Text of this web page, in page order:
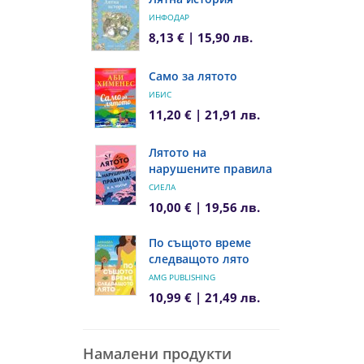
ИНФОДАР
8,13 € | 15,90 лв.
Само за лятото
ИБИС
11,20 € | 21,91 лв.
Лятото на
нарушените правила
СИЕЛА
10,00 € | 19,56 лв.
По същото време
следващото лято
AMG PUBLISHING
10,99 € | 21,49 лв.
Намалени продукти